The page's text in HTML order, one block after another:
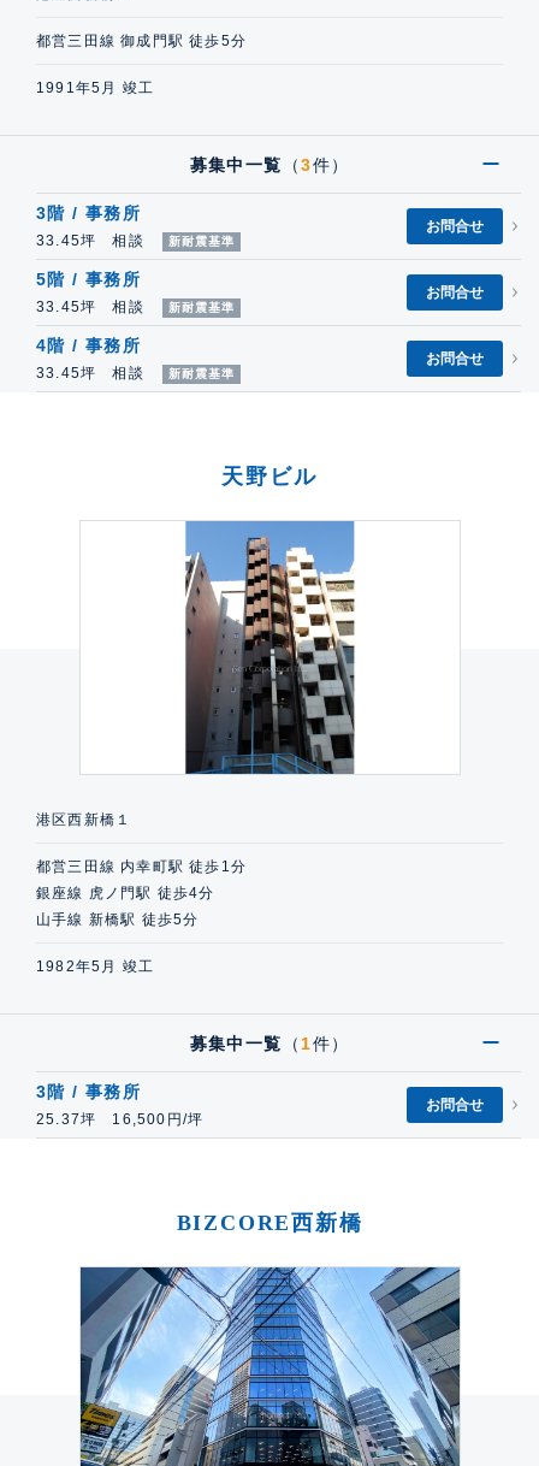
都営三田線 御成門駅 徒歩5分
1991年5月 竣工
募集中一覧 （3件）
3階 / 事務所
33.45坪 相談 新耐震基準
お問合せ
5階 / 事務所
33.45坪 相談 新耐震基準
お問合せ
4階 / 事務所
33.45坪 相談 新耐震基準
お問合せ
天野ビル
港区西新橋１
都営三田線 内幸町駅 徒歩1分
銀座線 虎ノ門駅 徒歩4分
山手線 新橋駅 徒歩5分
1982年5月 竣工
募集中一覧 （ 1件）
3階 / 事務所
25.37坪 16,500円/坪
お問合せ
BIZCORE西新橋